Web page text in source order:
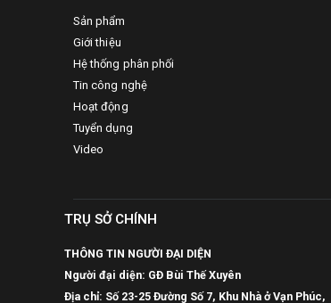
Sản phẩm
Giới thiệu
Hệ thống phân phối
Tin công nghệ
Hoạt động
Tuyển dụng
Video
TRỤ SỞ CHÍNH
THÔNG TIN NGƯỜI ĐẠI DIỆN
Người đại diện: GĐ Bùi Thế Xuyên
Địa chỉ: Số 23-25 Đường Số 7, Khu Nhà ở Vạn Phúc,